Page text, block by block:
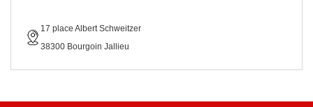
17 place Albert Schweitzer
38300 Bourgoin Jallieu